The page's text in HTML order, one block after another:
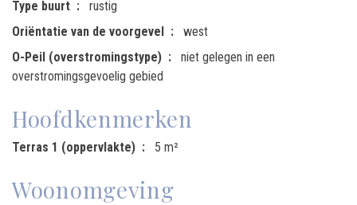
Type buurt
rustig
Oriëntatie van de voorgevel
west
O-Peil (overstromingstype)
niet gelegen in een
overstromingsgevoelig gebied
Hoofdkenmerken
Terras 1 (oppervlakte) 5 m²
Woonomgeving